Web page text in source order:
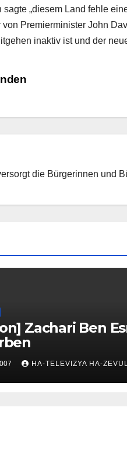
„diesem Land fehle
Premierminister John
inaktiv ist und der
die Bürgerinnen und
Zachari Ben
HA-TELEVIZYA HA-